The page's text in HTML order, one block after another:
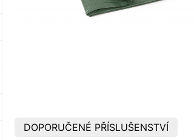
DOPORUČENÉ PŘÍSLUŠENSTVÍ